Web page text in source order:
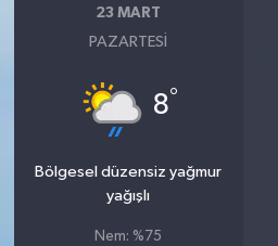
23 MART
PAZARTESI
8°
Bölgesel düzensiz yağmur
yağışlı
Nem: %75